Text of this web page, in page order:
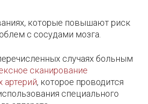
которые повышают риск
с сосудами мозга.
случаях больным
сканирование
артерий, которое проводится
специального